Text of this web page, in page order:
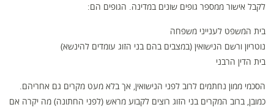
לקבל אישור ממספר גופים שונים במדינה. הגופים הם:
בית המשפט לענייני משפחה
נוטריון ורשם הנישואין (במצבים בהם בני הזוג עומדים להינשא)
בית הדין הרבני
הסכמי ממון נחתמים לרוב לפני הנישואין, אך בלא מעט מקרים גם אחריהם.
כמובן, ברוב המקרים בני הזוג רוצים לקבוע מראש (לפני החתונה) מה יקרה אם